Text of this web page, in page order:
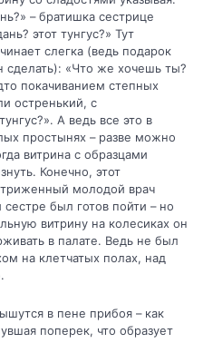
– братишка сестрице
этот тунгус?» Тут
слегка (ведь подарок
сделать): «Что же хочешь ты?
покачиванием степных
остренький, с
А ведь все это в
простынях – разве можно
витрина с образцами
Конечно, этот
молодой врач
сестре был готов пойти – но
витрину на колесиках он
в палате. Ведь не был
на клетчатых полах, над
в пене прибоя – как
поперек, что образует